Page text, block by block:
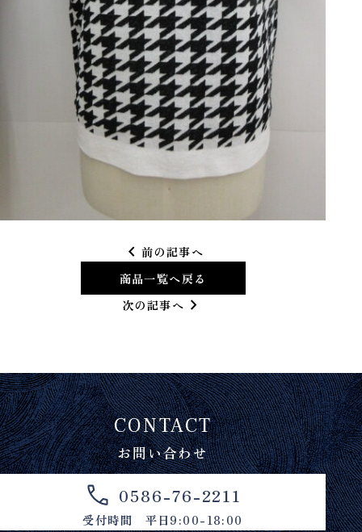
chevron_left 前の記事へ
商品一覧へ戻る
次の記事へ chevron_right
CONTACT
お問い合わせ
0586-76-2211
受付時間 平日9:00-18:00